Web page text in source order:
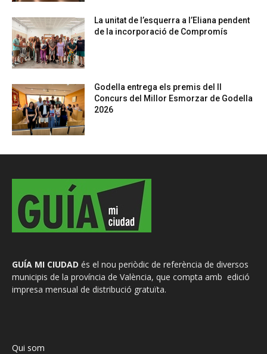
La unitat de l’esquerra a l’Eliana pendent
de la incorporació de Compromís
Godella entrega els premis del II
Concurs del Millor Esmorzar de Godella
2026
GUÍA MI CIUDAD és el nou periòdic de referència de diversos
municipis de la província de València, que compta amb edició
impresa mensual de distribució gratuïta.
Qui som